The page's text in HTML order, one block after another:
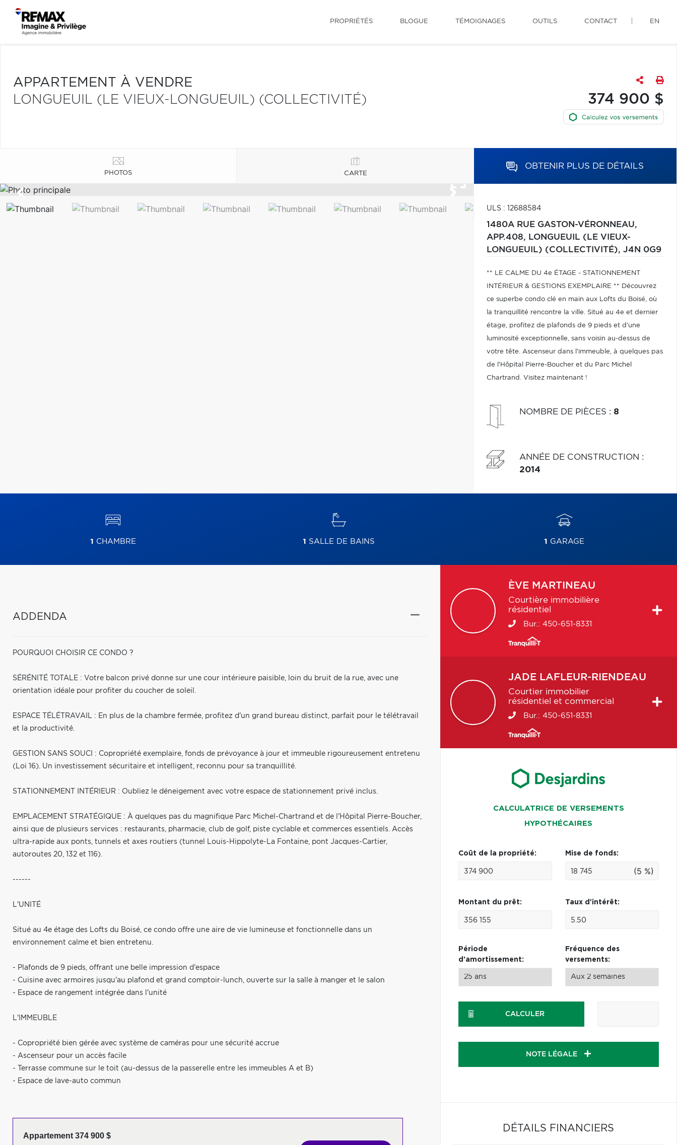
PROPRIÉTÉS BLOGUE TÉMOIGNAGES OUTILS CONTACT EN
APPARTEMENT À VENDRE
LONGUEUIL (LE VIEUX-LONGUEUIL) (COLLECTIVITÉ)
374 900 $
PHOTOS CARTE
OBTENIR PLUS DE DÉTAILS
ULS : 12688584
1480A RUE GASTON-VÉRONNEAU,
APP.408, LONGUEUIL (LE VIEUX-
LONGUEUIL) (COLLECTIVITÉ), J4N 0G9
** LE CALME DU 4e ÉTAGE - STATIONNEMENT
INTÉRIEUR & GESTIONS EXEMPLAIRE ** Découvrez
ce superbe condo clé en main aux Lofts du Boisé, où
la tranquillité rencontre la ville. Situé au 4e et dernier
étage, profitez de plafonds de 9 pieds et d'une
luminosité exceptionnelle, sans voisin au-dessus de
votre tête. Ascenseur dans l'immeuble, à quelques pas
de l'Hôpital Pierre-Boucher et du Parc Michel
Chartrand. Visitez maintenant !
NOMBRE DE PIÈCES : 8
ANNÉE DE CONSTRUCTION :
2014
1 CHAMBRE 1 SALLE DE BAINS 1 GARAGE
ADDENDA
POURQUOI CHOISIR CE CONDO ?
SÉRÉNITÉ TOTALE : Votre balcon privé donne sur une cour intérieure paisible, loin du bruit de la rue, avec une
orientation idéale pour profiter du coucher de soleil.
ESPACE TÉLÉTRAVAIL : En plus de la chambre fermée, profitez d'un grand bureau distinct, parfait pour le télétravail
et la productivité.
GESTION SANS SOUCI : Copropriété exemplaire, fonds de prévoyance à jour et immeuble rigoureusement entretenu
(Loi 16). Un investissement sécuritaire et intelligent, reconnu pour sa tranquillité.
STATIONNEMENT INTÉRIEUR : Oubliez le déneigement avec votre espace de stationnement privé inclus.
EMPLACEMENT STRATÉGIQUE : À quelques pas du magnifique Parc Michel-Chartrand et de l'Hôpital Pierre-Boucher,
ainsi que de plusieurs services : restaurants, pharmacie, club de golf, piste cyclable et commerces essentiels. Accès
ultra-rapide aux ponts, tunnels et axes routiers (tunnel Louis-Hippolyte-La Fontaine, pont Jacques-Cartier,
autoroutes 20, 132 et 116).
------
L'UNITÉ
Situé au 4e étage des Lofts du Boisé, ce condo offre une aire de vie lumineuse et fonctionnelle dans un
environnement calme et bien entretenu.
- Plafonds de 9 pieds, offrant une belle impression d'espace
- Cuisine avec armoires jusqu'au plafond et grand comptoir-lunch, ouverte sur la salle à manger et le salon
- Espace de rangement intégrée dans l'unité
L'IMMEUBLE
- Copropriété bien gérée avec système de caméras pour une sécurité accrue
- Ascenseur pour un accès facile
- Terrasse commune sur le toit (au-dessus de la passerelle entre les immeubles A et B)
- Espace de lave-auto commun
Appartement 374 900 $
ÈVE MARTINEAU
Courtière immobilière
résidentiel
Bur.: 450-651-8331
JADE LAFLEUR-RIENDEAU
Courtier immobilier
résidentiel et commercial
Bur.: 450-651-8331
CALCULATRICE DE VERSEMENTS
HYPOTHÉCAIRES
Coût de la propriété: Mise de fonds:
(5 %)
Montant du prêt: Taux d'intérêt:
Période
d'amortissement:
Fréquence des
versements:
CALCULER
NOTE LÉGALE
DÉTAILS FINANCIERS